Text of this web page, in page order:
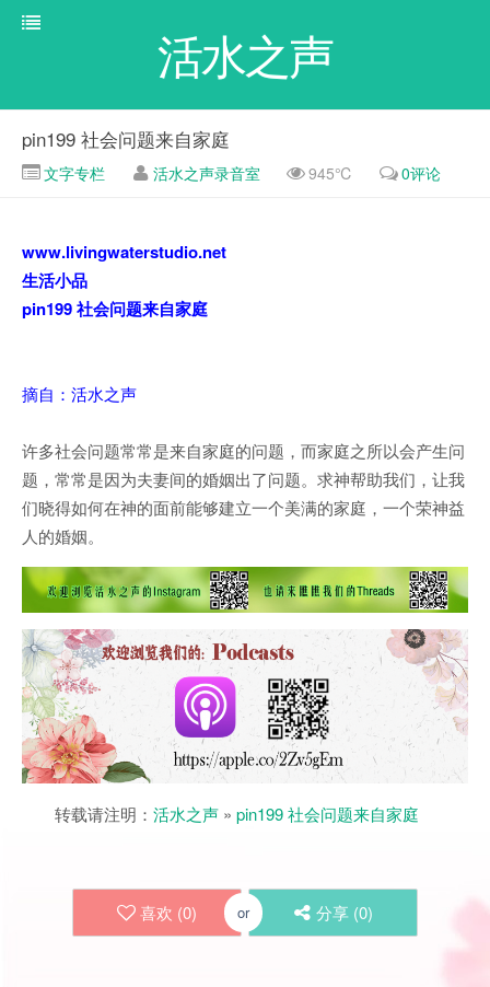
活水之声
pin199 社会问题来自家庭
文字专栏 活水之声录音室 945℃ 0评论
www.livingwaterstudio.net
生活小品
pin199 社会问题来自家庭
摘自：活水之声
许多社会问题常常是来自家庭的问题，而家庭之所以会产生问
题，常常是因为夫妻间的婚姻出了问题。求神帮助我们，让我
们晓得如何在神的面前能够建立一个美满的家庭，一个荣神益
人的婚姻。
转载请注明： 活水之声 » pin199 社会问题来自家庭
喜欢 (0) or 分享 (0)